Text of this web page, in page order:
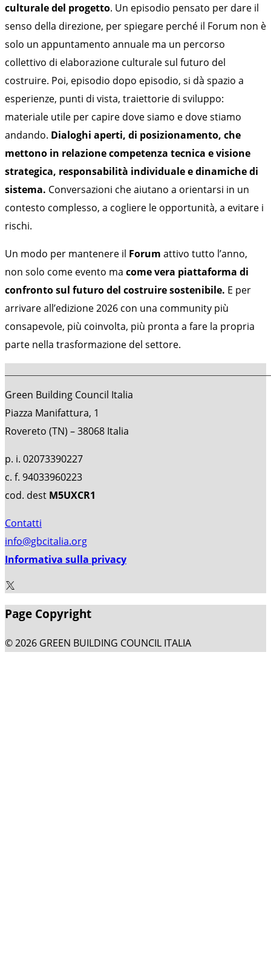
culturale del progetto. Un episodio pensato per dare il
senso della direzione, per spiegare perché il Forum non è
solo un appuntamento annuale ma un percorso
collettivo di elaborazione culturale sul futuro del
costruire. Poi, episodio dopo episodio, si dà spazio a
esperienze, punti di vista, traiettorie di sviluppo:
materiale utile per capire dove siamo e dove stiamo
andando. Dialoghi aperti, di posizionamento, che
mettono in relazione competenza tecnica e visione
strategica, responsabilità individuale e dinamiche di
sistema. Conversazioni che aiutano a orientarsi in un
contesto complesso, a cogliere le opportunità, a evitare i
rischi.
Un modo per mantenere il Forum attivo tutto l’anno,
non solo come evento ma come vera piattaforma di
confronto sul futuro del costruire sostenibile. E per
arrivare all’edizione 2026 con una community più
consapevole, più coinvolta, più pronta a fare la propria
parte nella trasformazione del settore.
Green Building Council Italia
Piazza Manifattura, 1
Rovereto (TN) – 38068 Italia
p. i. 02073390227
c. f. 94033960223
cod. dest M5UXCR1
Contatti
info@gbcitalia.org
Informativa sulla privacy
Page Copyright
© 2026 GREEN BUILDING COUNCIL ITALIA